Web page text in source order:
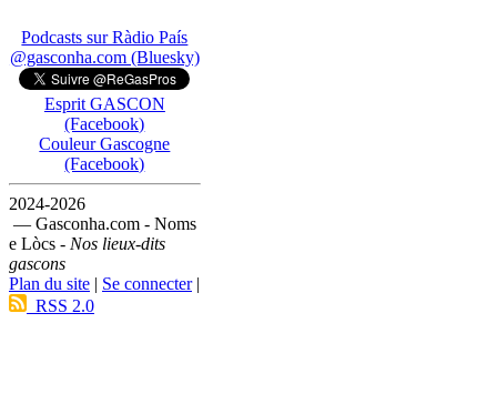
Podcasts sur Ràdio País
@gasconha.com (Bluesky)
Esprit GASCON
(Facebook)
Couleur Gascogne
(Facebook)
2024-2026
— Gasconha.com - Noms
e Lòcs - Nos lieux-dits
gascons
Plan du site | Se connecter|
RSS 2.0